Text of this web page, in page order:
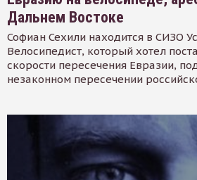
Дальнем Востоке
Софиан Сехили находится в СИЗО
Велосипедист, который хотел
скорости пересечения Евразии,
незаконном пересечении